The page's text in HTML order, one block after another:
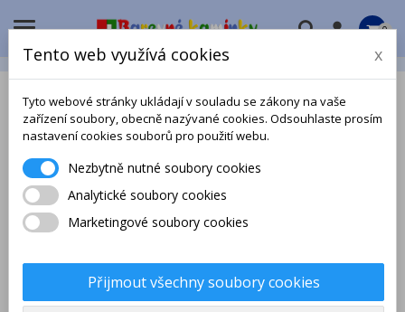
 0
Tento web využívá cookies x
Tyto webové stránky ukládají v souladu se zákony na vaše
zařízení soubory, obecně nazývané cookies. Odsouhlaste prosím
nastavení cookies souborů pro použití webu.
Nezbytně nutné soubory cookies
Analytické soubory cookies
Marketingové soubory cookies
Přijmout všechny soubory cookies